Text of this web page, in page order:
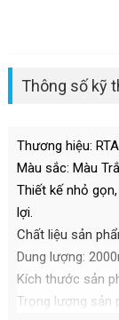
Thông số kỹ
Thương hiệu:
Màu sắc: Màu
Thiết kế nhỏ
lợi.
Chất liệu sản
Dung lượng:
Kích thước sản
Trọng lượng sản